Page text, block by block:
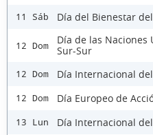
11 Sáb Día del Bienestar
12 Dom
Día de las Naciones
Sur-Sur
12 Dom Día Internacional
12 Dom Día Europeo de
13 Lun Día Internacional